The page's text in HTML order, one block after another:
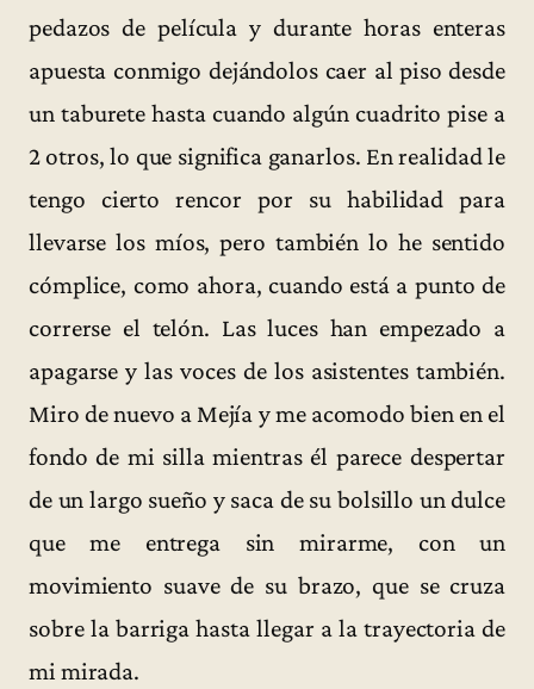
pedazos de película y durante horas enteras
apuesta conmigo dejándolos caer al piso desde
un taburete hasta cuando algún cuadrito pise a
2 otros, lo que significa ganarlos. En realidad le
tengo cierto rencor por su habilidad para
llevarse los míos, pero también lo he sentido
cómplice, como ahora, cuando está a punto de
correrse el telón. Las luces han empezado a
apagarse y las voces de los asistentes también.
Miro de nuevo a Mejía y me acomodo bien en el
fondo de mi silla mientras él parece despertar
de un largo sueño y saca de su bolsillo un dulce
que me entrega sin mirarme, con un
movimiento suave de su brazo, que se cruza
sobre la barriga hasta llegar a la trayectoria de
mi mirada.